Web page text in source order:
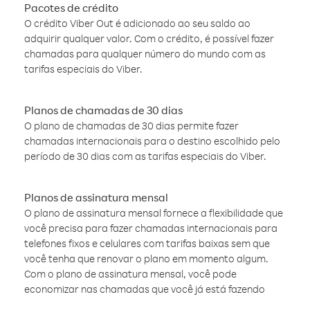
Pacotes de crédito
O crédito Viber Out é adicionado ao seu saldo ao
adquirir qualquer valor. Com o crédito, é possível fazer
chamadas para qualquer número do mundo com as
tarifas especiais do Viber.
Planos de chamadas de 30 dias
O plano de chamadas de 30 dias permite fazer
chamadas internacionais para o destino escolhido pelo
período de 30 dias com as tarifas especiais do Viber.
Planos de assinatura mensal
O plano de assinatura mensal fornece a flexibilidade que
você precisa para fazer chamadas internacionais para
telefones fixos e celulares com tarifas baixas sem que
você tenha que renovar o plano em momento algum.
Com o plano de assinatura mensal, você pode
economizar nas chamadas que você já está fazendo